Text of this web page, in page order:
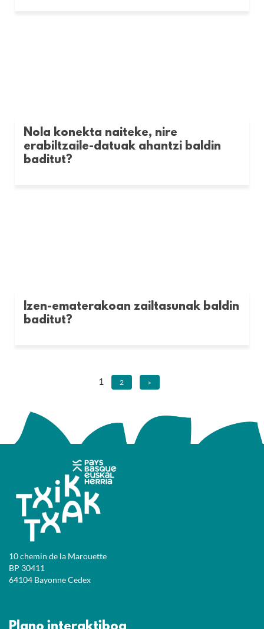
Nola konekta naiteke, nire
erabiltzaile-datuak ahantzi baldin
baditut?
Izen-ematerakoan zailtasunak baldin
baditut?
1 2 »
10 chemin de la Marouette
BP 30411
64104 Bayonne Cedex